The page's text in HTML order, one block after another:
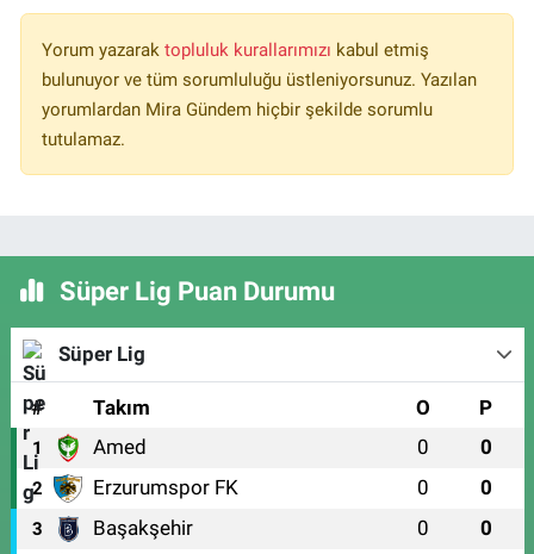
Yorum yazarak topluluk kurallarımızı kabul etmiş
bulunuyor ve tüm sorumluluğu üstleniyorsunuz. Yazılan
yorumlardan Mira Gündem hiçbir şekilde sorumlu
tutulamaz.
Süper Lig Puan Durumu
Süper Lig
# Takım O P
1 Amed 0 0
2 Erzurumspor FK 0 0
3 Başakşehir 0 0